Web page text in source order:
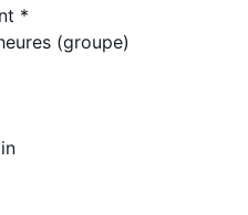
*
(groupe)